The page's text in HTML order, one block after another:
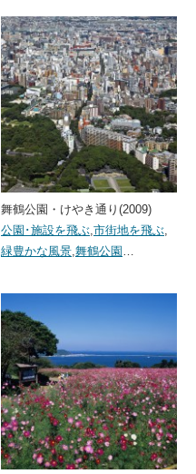
舞鶴公園・けやき通り(2009)
公園･施設を飛ぶ,市街地を飛ぶ,
緑豊かな風景,舞鶴公園 …